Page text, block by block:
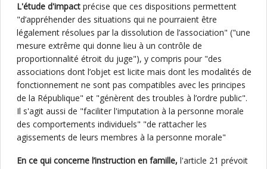
L'étude d'impact précise que ces dispositions permettent
"d’appréhender des situations qui ne pourraient être
légalement résolues par la dissolution de l’association" ("une
mesure extrême qui donne lieu à un contrôle de
proportionnalité étroit du juge"), y compris pour "des
associations dont l’objet est licite mais dont les modalités de
fonctionnement ne sont pas compatibles avec les principes
de la République" et "génèrent des troubles à l’ordre public".
Il s'agit aussi de "faciliter l'imputation à la personne morale
des comportements individuels" "de rattacher les
agissements de leurs membres à la personne morale"
En ce qui concerne l’instruction en famille, l'article 21 prévoit